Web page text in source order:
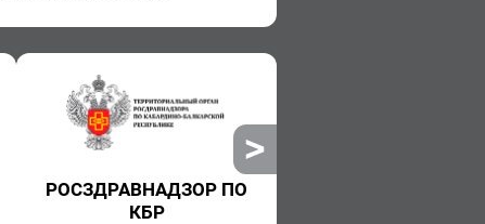
РОСЗДРАВНАДЗОР ПО
КБР